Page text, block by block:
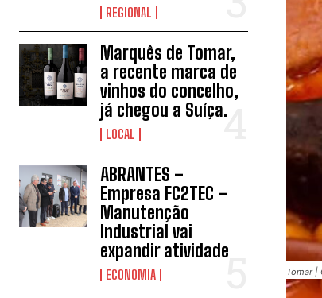
REGIONAL
Marquês de Tomar,
a recente marca de
vinhos do concelho,
já chegou a Suíça.
LOCAL
ABRANTES –
Empresa FC2TEC –
Manutenção
Industrial vai
expandir atividade
ECONOMIA Tomar |